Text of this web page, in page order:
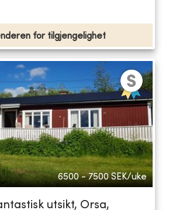
for tilgjengelighet
6500 - 7500 SEK/uke
utsikt, Orsa,